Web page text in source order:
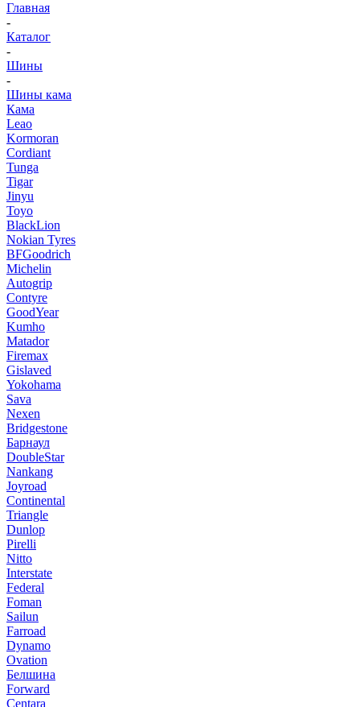
Главная
-
Каталог
-
Шины
-
Шины кама
Кама
Leao
Kormoran
Cordiant
Tunga
Tigar
Jinyu
Toyo
BlackLion
Nokian Tyres
BFGoodrich
Michelin
Autogrip
Contyre
GoodYear
Kumho
Matador
Firemax
Gislaved
Yokohama
Sava
Nexen
Bridgestone
Барнаул
DoubleStar
Nankang
Joyroad
Continental
Triangle
Dunlop
Pirelli
Nitto
Interstate
Federal
Foman
Sailun
Farroad
Dynamo
Ovation
Белшина
Forward
Centara